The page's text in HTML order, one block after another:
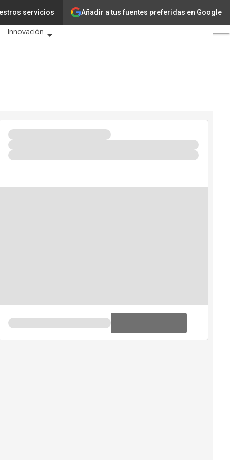
Añadir a tus fuentes preferidas en Google
servicios
Tecnología
Innovación